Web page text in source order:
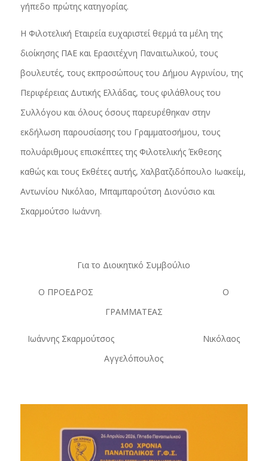
γήπεδο πρώτης κατηγορίας.
Η Φιλοτελική Εταιρεία ευχαριστεί θερμά τα μέλη της
διοίκησης ΠΑΕ και Ερασιτέχνη Παναιτωλικού, τους
βουλευτές, τους εκπροσώπους του Δήμου Αγρινίου, της
Περιφέρειας Δυτικής Ελλάδας, τους φιλάθλους του
Συλλόγου και όλους όσους παρευρέθηκαν στην
εκδήλωση παρουσίασης του Γραμματοσήμου, τους
πολυάριθμους επισκέπτες της Φιλοτελικής Έκθεσης
καθώς και τους Εκθέτες αυτής, Χαλβατζιδόπουλο Ιωακείμ,
Αντωνίου Νικόλαο, Μπαμπαρούτση Διονύσιο και
Σκαρμούτσο Ιωάννη.
Για το Διοικητικό Συμβούλιο
Ο ΠΡΟΕΔΡΟΣ Ο
ΓΡΑΜΜΑΤΕΑΣ
Ιωάννης Σκαρμούτσος Νικόλαος
Αγγελόπουλος